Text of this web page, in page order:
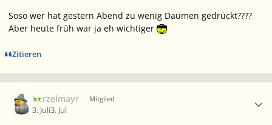
Soso wer hat gestern Abend zu wenig Daumen gedrückt????
Aber heute früh war ja eh wichtiger
Zitieren
Berzelmayr Mitglied
3. Juli3. Jul